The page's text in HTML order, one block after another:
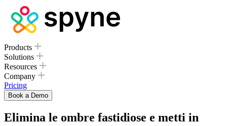
Products
Solutions
Resources
Company
Pricing
Book a Demo
Elimina le ombre fastidiose e metti in